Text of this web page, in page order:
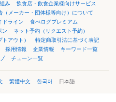
み
飲食店・飲食企業様向けサービス
（メーカー・団体様等向け）について
ドライン
食べログプレミアム
ン
ネット予約（リクエスト予約）
アウト）
特定商取引法に基づく表記
採用情報 企業情報
キーワード一覧
チェーン一覧
繁體中文 한국어 日本語